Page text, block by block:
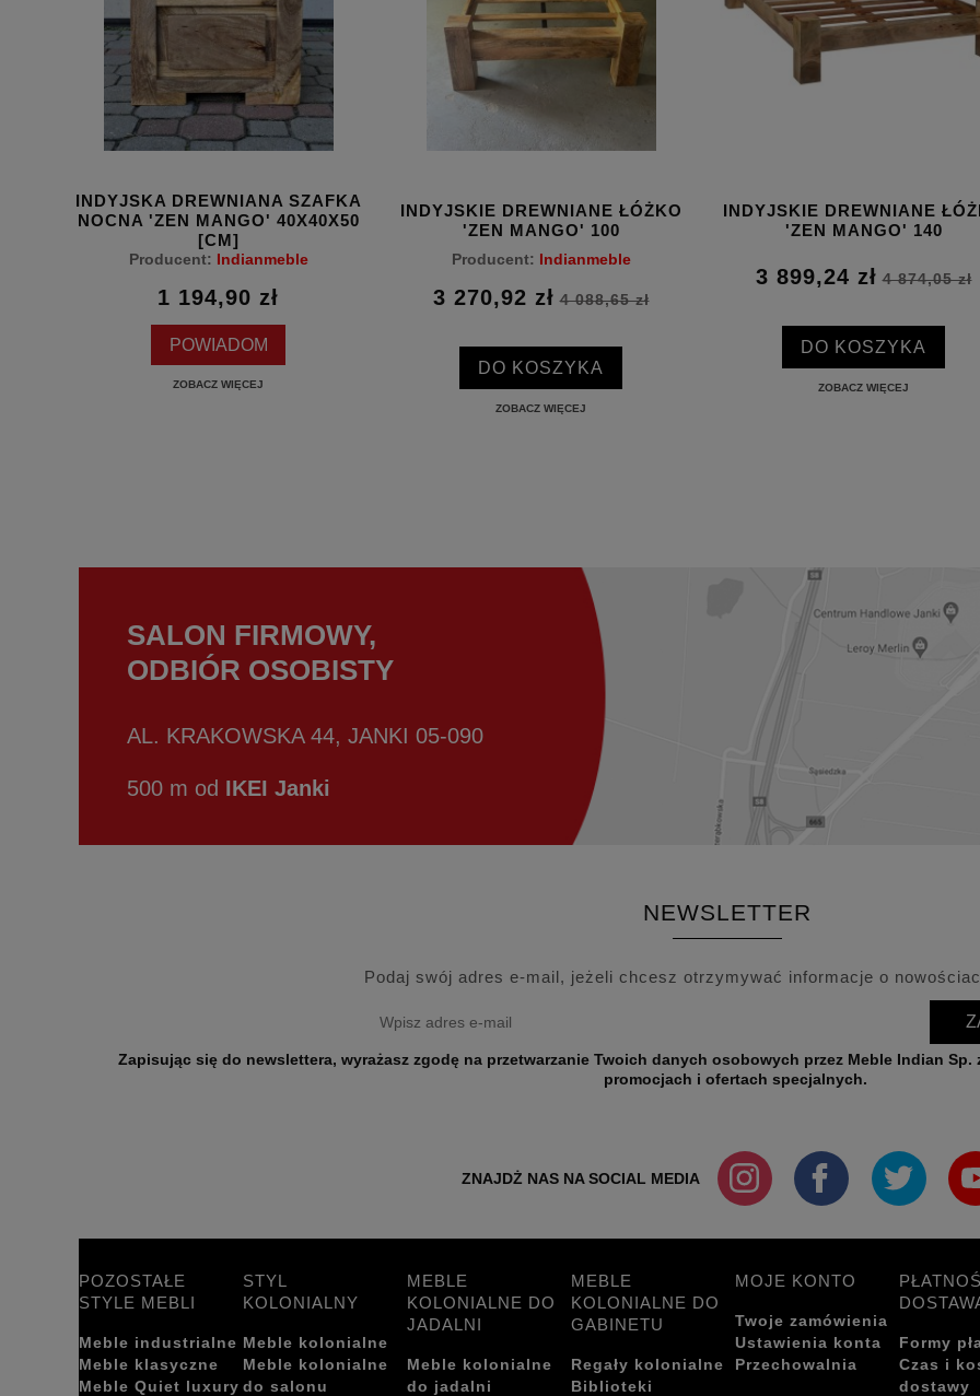
INDYJSKA DREWNIANA SZAFKA
NOCNA 'ZEN MANGO' 40X40X50
[CM]
Producent: Indianmeble
1 194,90 zł
POWIADOM
ZOBACZ WIĘCEJ
INDYJSKIE DREWNIANE ŁÓŻKO
'ZEN MANGO' 100
Producent: Indianmeble
3 270,92 zł 4 088,65 zł
DO KOSZYKA
ZOBACZ WIĘCEJ
INDYJSKIE DREWNIANE
'ZEN MANGO' 140
3 899,24 zł 4 874,05 zł
DO KOSZYKA
ZOBACZ WIĘCEJ
SALON FIRMOWY,
ODBIÓR OSOBISTY
AL. KRAKOWSKA 44, JANKI 05-090
500 m od IKEI Janki
NEWSLETTER
Podaj swój adres e-mail, jeżeli chcesz otrzymywać informacje o
Zapisując się do newslettera, wyrażasz zgodę na przetwarzanie Twoich danych osobowych przez Meble Indian Sp. z o.o. w celu przesyłania informacji o nowościach,
promocjach i ofertach specjalnych.
ZNAJDŻ NAS NA SOCIAL MEDIA
POZOSTAŁE
STYLE MEBLI
Meble industrialne
Meble klasyczne
Meble Quiet luxury
STYL
KOLONIALNY
Meble kolonialne
Meble kolonialne
do salonu
MEBLE
KOLONIALNE DO
JADALNI
Meble kolonialne
do jadalni
MEBLE
KOLONIALNE DO
GABINETU
Regały kolonialne
Biblioteki
MOJE KONTO
Twoje zamówienia
Ustawienia konta
Przechowalnia
Formy
Czas i
dostawy